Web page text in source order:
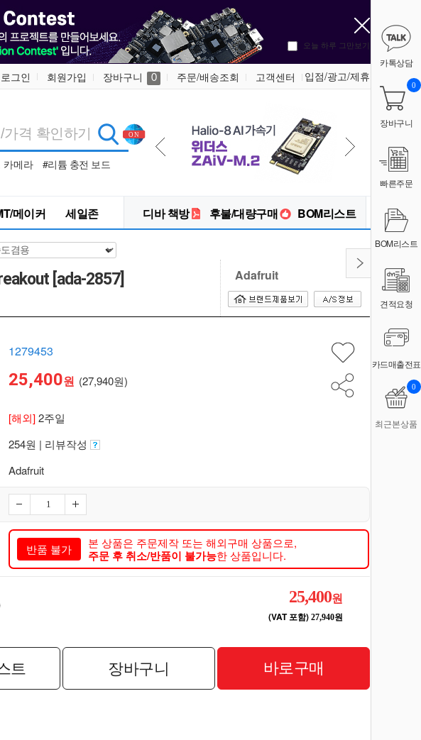
오늘 하루 그만보기
로그인 회원가입 장바구니 0 주문/배송조회 고객센터 입점/광고/제휴
카메라 #리튬 충전 보드
메이커 세일존 디바 책방 후불/대량구매 BOM리스트
카톡상담
장바구니
0
빠른주문
BOM리스트
견적요청
카드매출전표
최근본상품
0
[ada-2857] Adafruit
1279453
25,400원 (27,940원)
[해외]2주일
254원 | 리뷰작성
Adafruit
반품 불가 본 상품은 주문제작 또는 해외구매 상품으로,
주문 후 취소/반품이 불가능한 상품입니다.
25,400원
(VAT 포함) 27,940원
트 장바구니 바로구매